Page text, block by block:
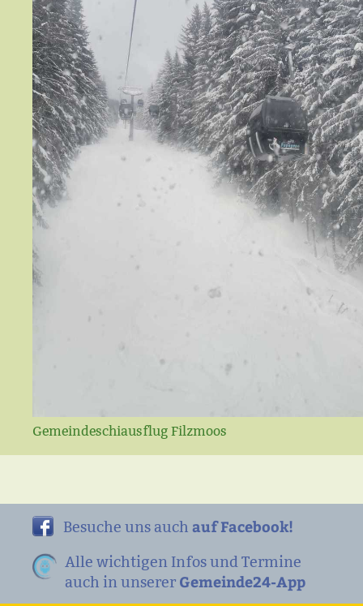
Gemeindeschiausflug Filzmoos
Besuche uns auch auf Facebook!
Alle wichtigen Infos und Termine
auch in unserer Gemeinde24-App